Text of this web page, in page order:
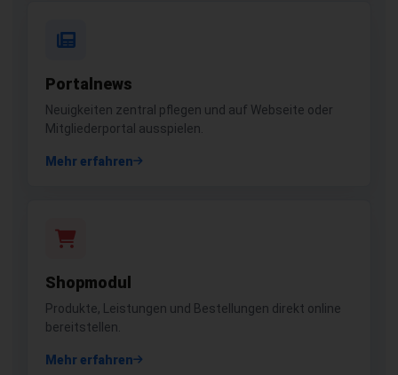
Portalnews
Neuigkeiten zentral pflegen und auf Webseite oder
Mitgliederportal ausspielen.
Mehr erfahren
Shopmodul
Produkte, Leistungen und Bestellungen direkt online
bereitstellen.
Mehr erfahren